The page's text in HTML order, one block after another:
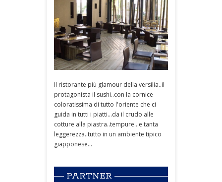
Il ristorante più glamour della versilia..il
protagonista il sushi..con la cornice
coloratissima di tutto l'oriente che ci
guida in tutti i piatti...da il crudo alle
cotture alla piastra..tempure...e tanta
leggerezza..tutto in un ambiente tipico
giapponese...
PARTNER